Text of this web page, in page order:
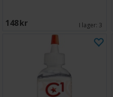
148 SEK I lager: 3